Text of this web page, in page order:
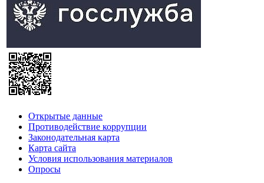
Открытые данные
Противодействие коррупции
Законодательная карта
Карта сайта
Условия использования материалов
Опросы